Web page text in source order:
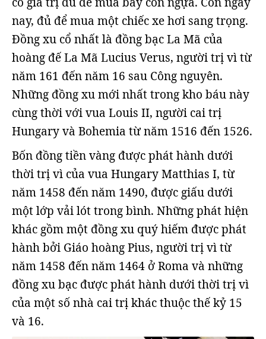
nay, đủ để mua một chiếc xe hơi sang trọng.
Đồng xu cổ nhất là đồng bạc La Mã của
hoàng đế La Mã Lucius Verus, người trị vì từ
năm 161 đến năm 16 sau Công nguyên.
Những đồng xu mới nhất trong kho báu này
cùng thời với vua Louis II, người cai trị
Hungary và Bohemia từ năm 1516 đến 1526.
Bốn đồng tiền vàng được phát hành dưới
thời trị vì của vua Hungary Matthias I, từ
năm 1458 đến năm 1490, được giấu dưới
một lớp vải lót trong bình. Những phát hiện
khác gồm một đồng xu quý hiếm được phát
hành bởi Giáo hoàng Pius, người trị vì từ
năm 1458 đến năm 1464 ở Roma và những
đồng xu bạc được phát hành dưới thời trị vì
của một số nhà cai trị khác thuộc thế kỷ 15
và 16.